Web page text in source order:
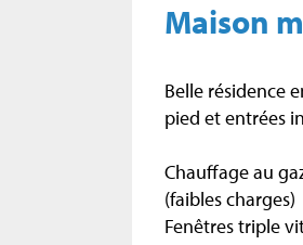
Maison
Belle résidence
pied et entrées
Chauffage au
(faibles charges)
Fenêtres triple